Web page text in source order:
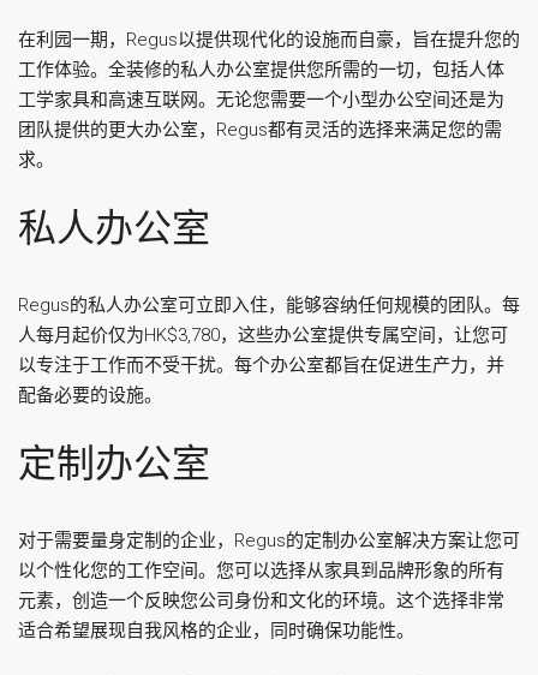
在利园一期，Regus以提供现代化的设施而自豪，旨在提升您的
工作体验。全装修的私人办公室提供您所需的一切，包括人体
工学家具和高速互联网。无论您需要一个小型办公空间还是为
团队提供的更大办公室，Regus都有灵活的选择来满足您的需
求。
私人办公室
Regus的私人办公室可立即入住，能够容纳任何规模的团队。每
人每月起价仅为HK$3,780，这些办公室提供专属空间，让您可
以专注于工作而不受干扰。每个办公室都旨在促进生产力，并
配备必要的设施。
定制办公室
对于需要量身定制的企业，Regus的定制办公室解决方案让您可
以个性化您的工作空间。您可以选择从家具到品牌形象的所有
元素，创造一个反映您公司身份和文化的环境。这个选择非常
适合希望展现自我风格的企业，同时确保功能性。